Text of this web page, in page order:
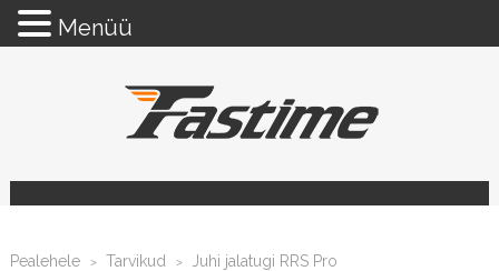
Pealehele > Tarvikud > Juhi jalatugi RRS Pro
Menüü